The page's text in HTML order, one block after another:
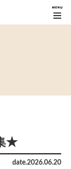
★
date.2026.06.20